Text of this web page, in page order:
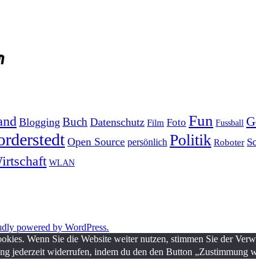
Blogging Buch Datenschutz Film Foto Fun Fussball
Open Source persönlich Politik Roboter
WLAN
powered by WordPress.
Wenn Sie die Website weiter nutzen, stimmen Sie der
jederzeit widerrufen, indem du den den Button „Zustimmung